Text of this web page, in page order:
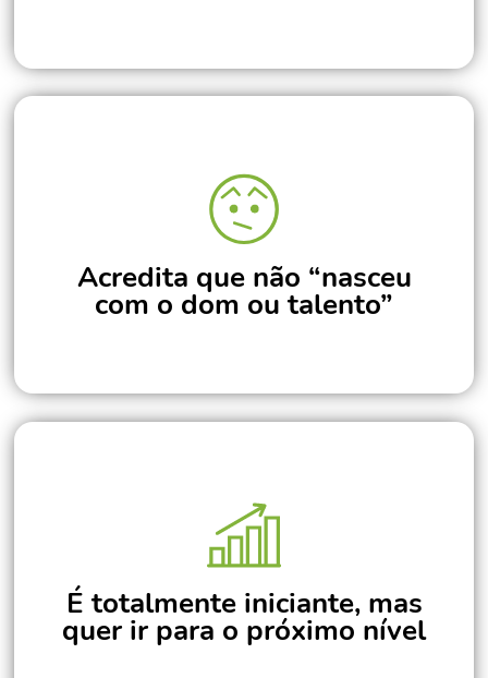
Acredita que não “nasceu
com o dom ou talento”
É totalmente iniciante, mas
quer ir para o próximo nível